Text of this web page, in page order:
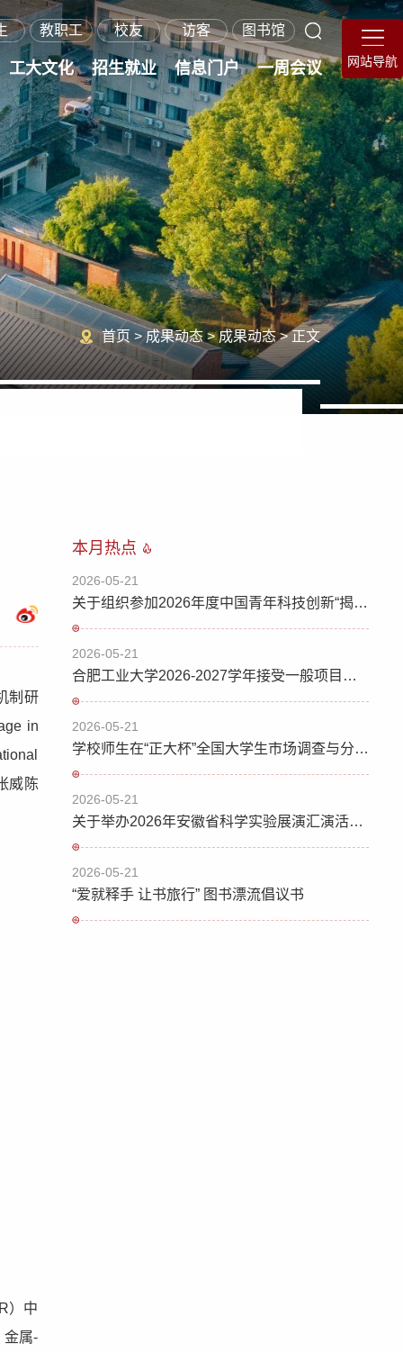
教职工 校友 访客 图书馆
工大文化 招生就业
本科招生
研究生招生
在职硕士招生
继续教育招生
就业指导服务
海外学生招生
信息门户 一周会议 网站导航
首页 >成果动态 >成果动态 >正文
制研
in
威陈
）中
金属-
本月热点
2026-05-21
关于组织参加2026年度中国青年科技创新“揭榜挂帅”擂台赛（”挑战杯“专项赛）第二批的通知
2026-05-21
合肥工业大学2026-2027学年接受一般项目国内访问学者的通知
2026-05-21
学校师生在“正大杯”全国大学生市场调查与分析大赛中荣获佳绩
2026-05-21
关于举办2026年安徽省科学实验展演汇演活动的通知
2026-05-21
“爱就释手 让书旅行” 图书漂流倡议书